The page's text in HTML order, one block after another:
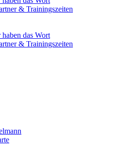
& Trainingszeiten
das Wort
& Trainingszeiten